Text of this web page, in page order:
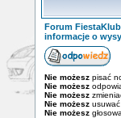
Forum
informacje o
Nie możesz pisać
Nie możesz
Nie możesz
Nie możesz
Nie możesz